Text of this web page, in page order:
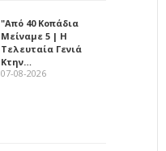
"Από 40 Κοπάδια
Μείναμε 5 | Η
Τελευταία Γενιά
Κτην…
07-08-2026